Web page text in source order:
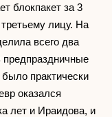
блокпакет за 3
лицу. На
всего два
предпраздничные
практически
оказался
лет и Ираидова, и